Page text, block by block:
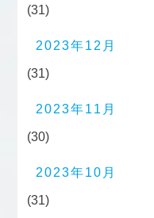
(31)
2023年12月
(31)
2023年11月
(30)
2023年10月
(31)